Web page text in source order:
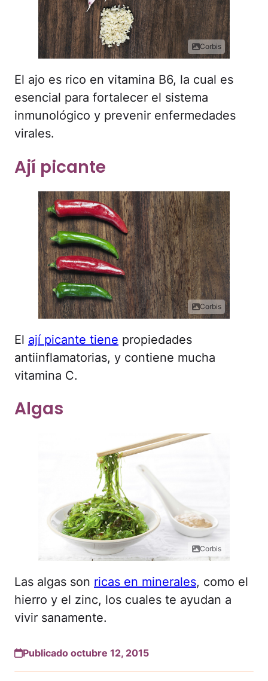
Corbis
El ajo es rico en vitamina B6, la cual es
esencial para fortalecer el sistema
inmunológico y prevenir enfermedades
virales.
Ají picante
Corbis
El ají picante tiene propiedades
antiinflamatorias, y contiene mucha
vitamina C.
Algas
Corbis
Las algas son ricas en minerales, como el
hierro y el zinc, los cuales te ayudan a
vivir sanamente.
Publicado octubre 12, 2015